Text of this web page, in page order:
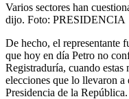
Varios sectores han
dijo. Foto: PRESIDENCIA
De hecho, el representante
que hoy en día Petro no
Registraduría, cuando estas
elecciones que lo llevaron a
Presidencia de la República.